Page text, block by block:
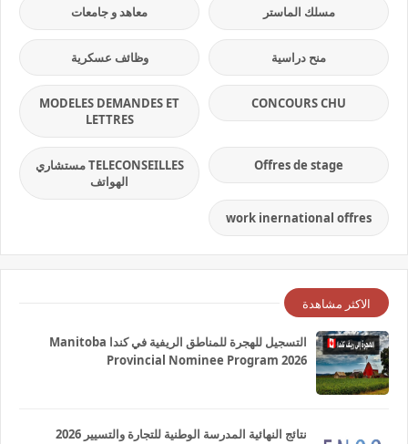
مسلك الماستر معاهد و جامعات
منح دراسية وظائف عسكرية
CONCOURS CHU
MODELES DEMANDES ET
LETTRES
Offres de stage
TELECONSEILLES مستشاري
الهواتف
work inernational offres
الاكثر مشاهدة
التسجيل للهجرة للمناطق الريفية في كندا Manitoba
Provincial Nominee Program 2026
نتائج النهائية المدرسة الوطنية للتجارة والتسيير 2026